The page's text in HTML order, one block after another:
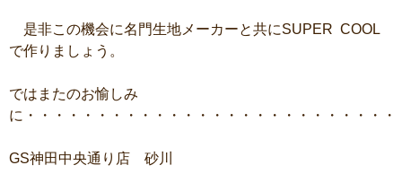
是非この機会に名門生地メーカーと共にSUPER COOL
で作りましょう。
ではまたのお愉しみ
に・・・・・・・・・・・・・・・・・・・・・・・・・・
GS神田中央通り店 砂川